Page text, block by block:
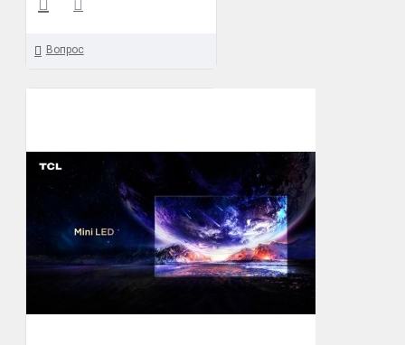
Вопрос